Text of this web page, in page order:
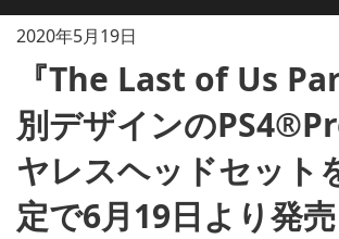
ッ
2020年5月19日
『The Last of Us
別デザインの
ヤレスヘッドセット
定で6月19日より発売